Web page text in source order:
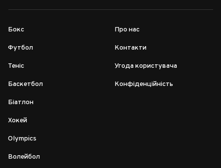
Бокс
Футбол
Теніс
Баскетбол
Біатлон
Хокей
Olympics
Волейбол
Про нас
Контакти
Угода користувача
Конфіденційність